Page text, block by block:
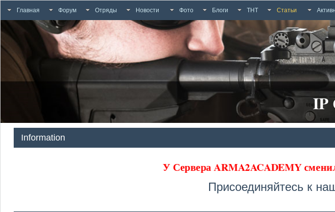
Главная Форум Отряды Новости Фото Блоги ТНТ Статьи
IP
Information
У Сервера ARMA2ACADEMY
Присоединяйтесь к